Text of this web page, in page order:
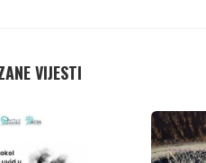
VIJESTI